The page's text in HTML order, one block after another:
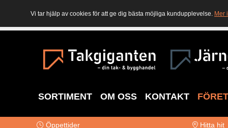
Vi tar hjälp av cookies för att ge dig bästa möjliga kundupplevelse. Mer
SORTIMENT OM OSS KONTAKT
Öppettider Hitta hit